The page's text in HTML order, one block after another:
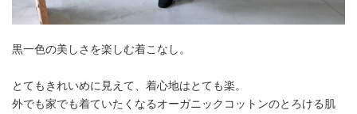
黒一色の美しさを楽しむ着こなし。
とてもきれいめに見えて、着心地はとても楽。
外でも家でも着ていたくなるオーガニックコットンのとろける肌